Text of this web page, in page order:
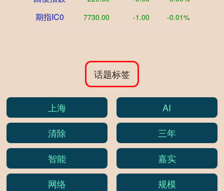
期指IC0 7730.00 -1.00 -0.01%
话题标签
上海
AI
清除
三年
智能
嘉实
网络
规模